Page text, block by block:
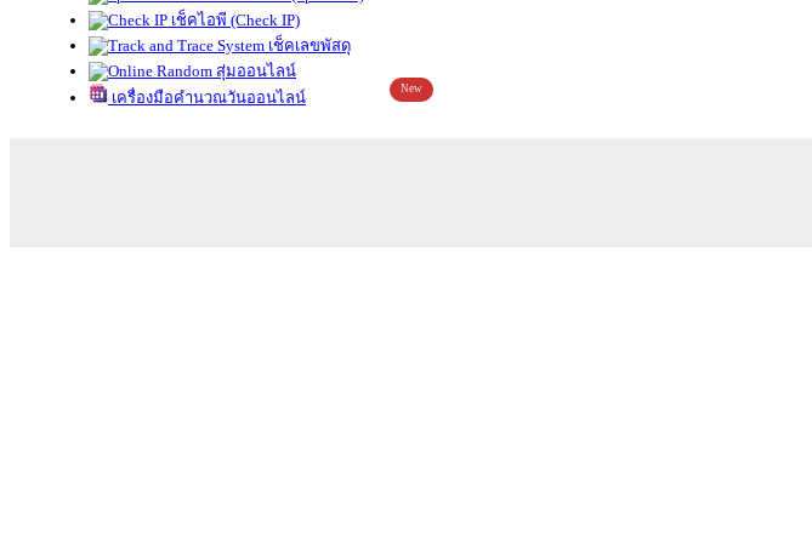
เช็คไอพี (Check IP)
เช็คเลขพัสดุ
สุ่มออนไลน์
เครื่องมือคำนวณวันออนไลน์
New